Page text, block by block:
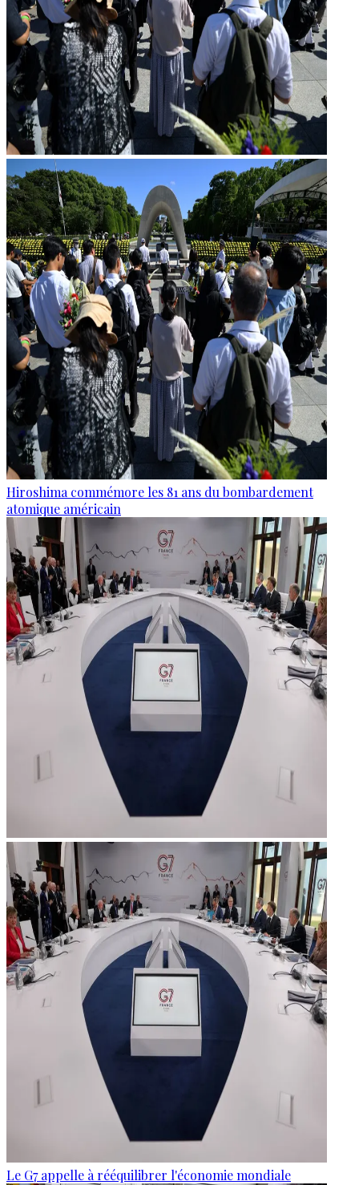
Hiroshima commémore les 81 ans du bombardement
atomique américain
Le G7 appelle à rééquilibrer l'économie mondiale